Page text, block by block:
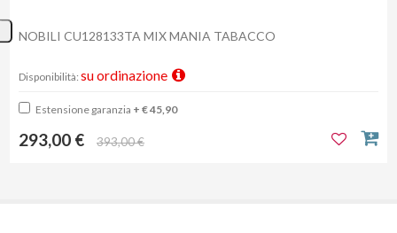
NOBILI CU128133TA MIX MANIA TABACCO
Disponibilità: su ordinazione
Estensione garanzia + € 45,90
293,00 € 393,00 €